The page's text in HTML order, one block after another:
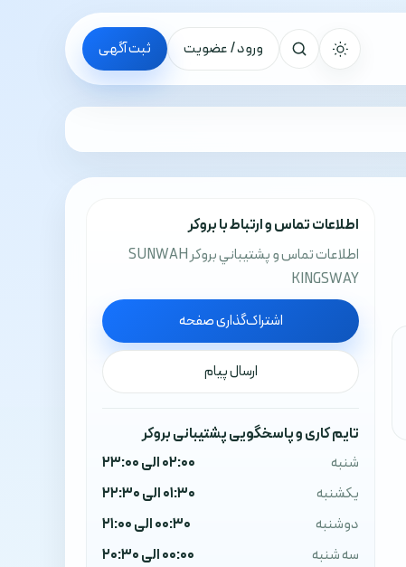
ورود / عضویت ثبت آگهی
اطلاعات تماس و ارتباط با بروکر
اطلاعات تماس و پشتيباني بروکر SUNWAH
KINGSWAY
اشتراک‌گذاری صفحه
ارسال پیام
تایم کاری و پاسخگویی پشتیبانی بروکر
شنبه
02:00 الی 23:00
یکشنبه
01:30 الی 22:30
دوشنبه
00:30 الی 21:00
سه شنبه
00:00 الی 20:30